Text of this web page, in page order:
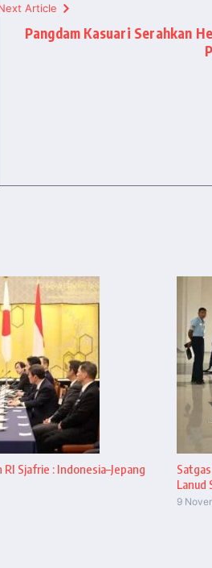
Article
Pangdam Kasuari Serahkan
Sjafrie : Indonesia–Jepang
Lanud
9